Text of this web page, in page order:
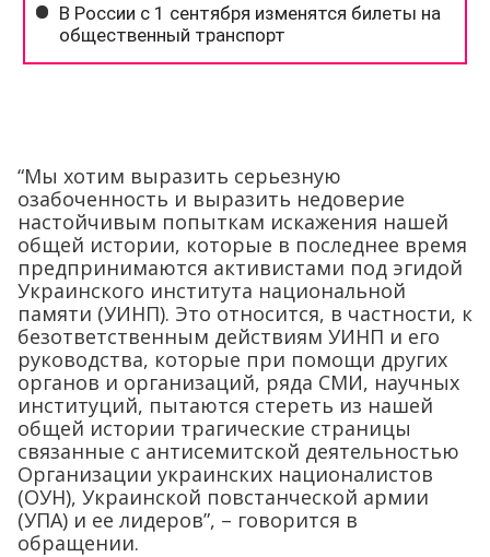
“Мы хотим выразить серьезную
озабоченность и выразить недоверие
настойчивым попыткам искажения нашей
общей истории, которые в последнее время
предпринимаются активистами под эгидой
Украинского института национальной
памяти (УИНП). Это относится, в частности, к
безответственным действиям УИНП и его
руководства, которые при помощи других
органов и организаций, ряда СМИ, научных
институций, пытаются стереть из нашей
общей истории трагические страницы
связанные с антисемитской деятельностью
Организации украинских националистов
(ОУН), Украинской повстанческой армии
(УПА) и ее лидеров”, – говорится в
обращении.